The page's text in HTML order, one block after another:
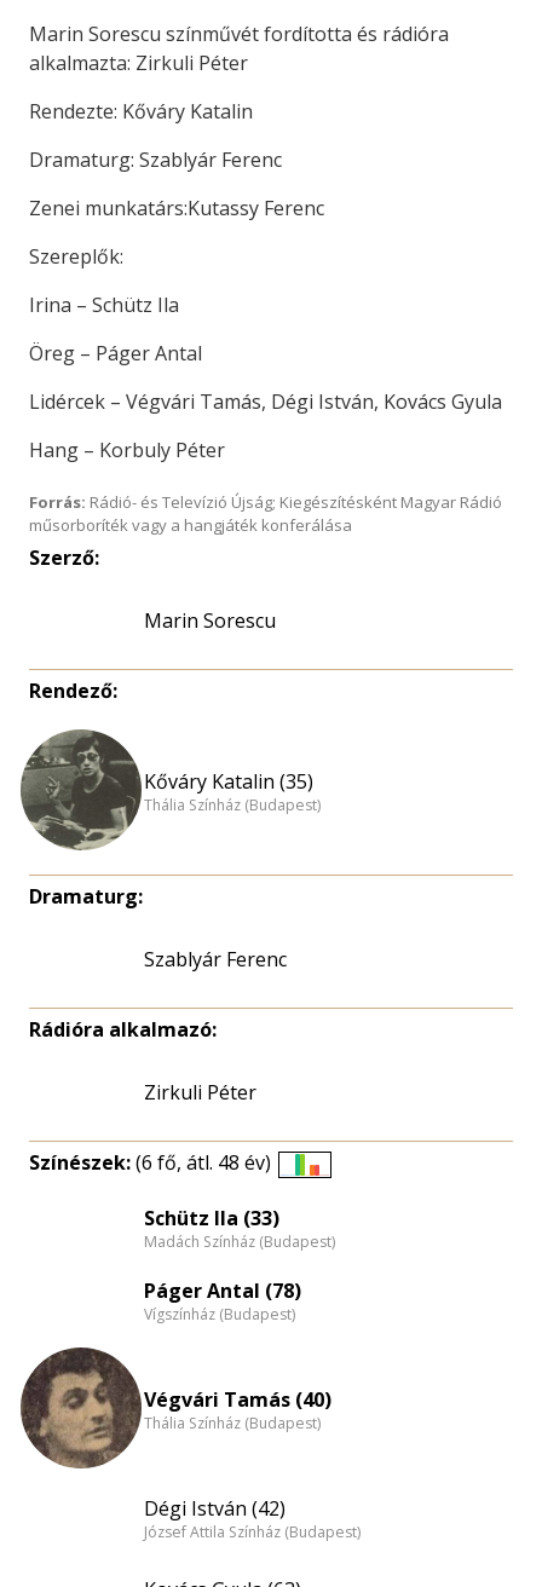
Marin Sorescu színművét fordította és rádióra
alkalmazta: Zirkuli Péter
Rendezte: Kőváry Katalin
Dramaturg: Szablyár Ferenc
Zenei munkatárs:Kutassy Ferenc
Szereplők:
Irina – Schütz Ila
Öreg – Páger Antal
Lidércek – Végvári Tamás, Dégi István, Kovács Gyula
Hang – Korbuly Péter
Forrás: Rádió- és Televízió Újság; Kiegészítésként Magyar Rádió
műsorboríték vagy a hangjáték konferálása
Szerző:
Marin Sorescu
Rendező:
Kőváry Katalin (35)
Thália Színház (Budapest)
Dramaturg:
Szablyár Ferenc
Rádióra alkalmazó:
Zirkuli Péter
Színészek:(6 fő, átl. 48 év)
nagyítása
Schütz Ila (33)
Madách Színház (Budapest)
Páger Antal (78)
Vígszínház (Budapest)
Végvári Tamás (40)
Thália Színház (Budapest)
Dégi István (42)
József Attila Színház (Budapest)